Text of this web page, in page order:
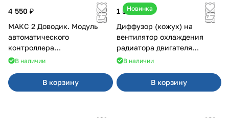
4 550 ₽
МАКС 2 Доводик. Модуль
автоматического
контроллера
стеклоподъемников для
В наличии
В корзину
Новинка
1 500 ₽
Диффузор (кожух) на
вентилятор охлаждения
радиатора двигателя
Приора 2170 Panasonic
В наличии
В корзину